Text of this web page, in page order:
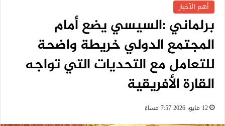
أهم الأخبار
برلماني :السيسي يضع أمام
المجتمع الدولي خريطة واضحة
للتعامل مع التحديات التي تواجه
القارة الأفريقية
12 مايو، 2026 7:57 مساءً